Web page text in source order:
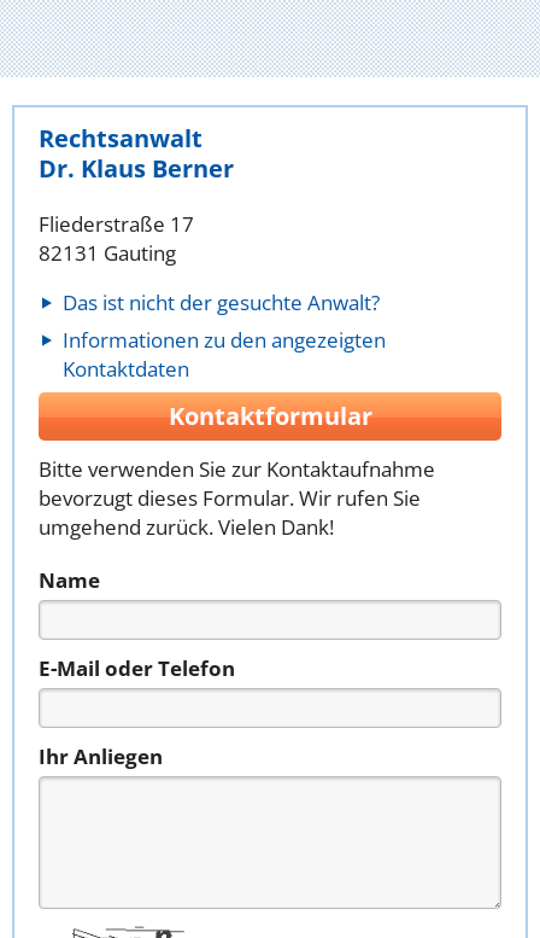
Rechtsanwalt
Dr. Klaus Berner
Fliederstraße 17
82131 Gauting
Das ist nicht der gesuchte Anwalt?
Informationen zu den angezeigten
Kontaktdaten
Kontaktformular
Bitte verwenden Sie zur Kontaktaufnahme
bevorzugt dieses Formular. Wir rufen Sie
umgehend zurück. Vielen Dank!
Name
E-Mail oder Telefon
Ihr Anliegen